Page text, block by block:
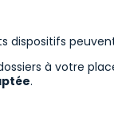
dispositifs
à votre
.